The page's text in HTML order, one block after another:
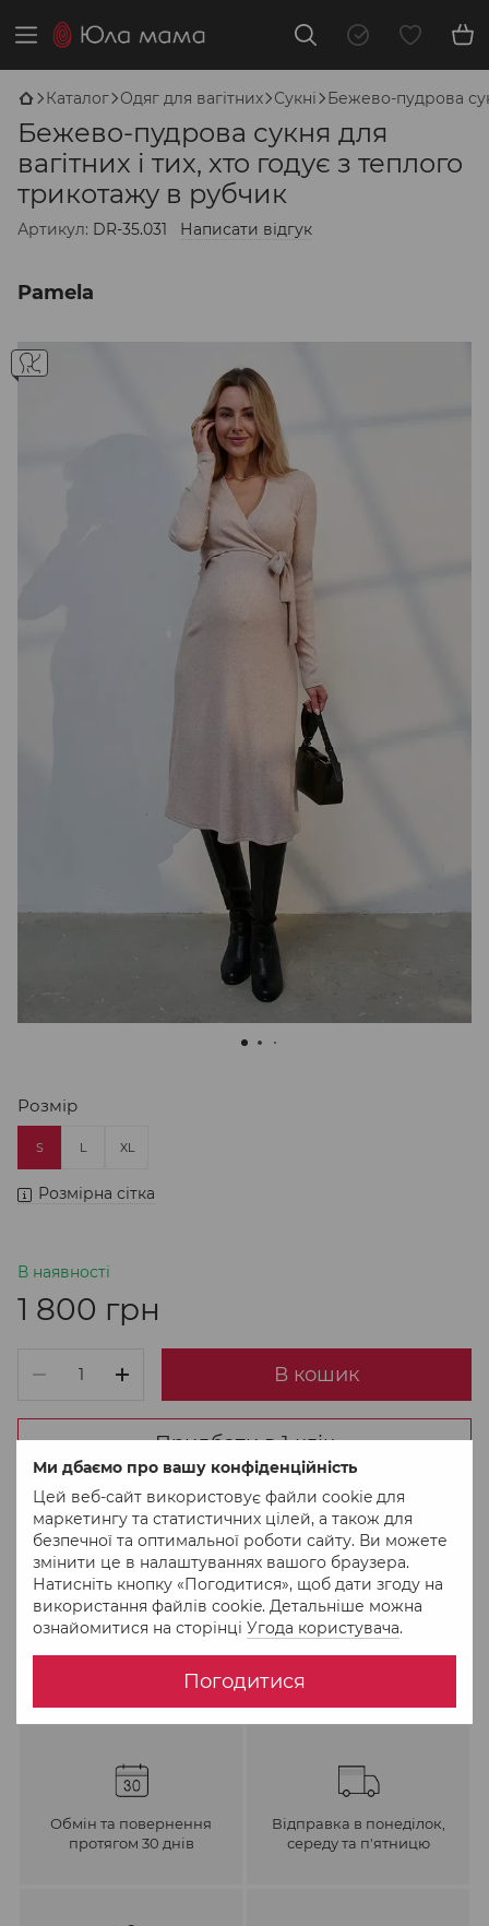
Ми дбаємо про вашу конфіденційність
Цей веб-сайт використовує файли cookie для
маркетингу та статистичних цілей, а також для
безпечної та оптимальної роботи сайту. Ви можете
змінити це в налаштуваннях вашого браузера.
Натисніть кнопку «Погодитися», щоб дати згоду на
використання файлів cookie. Детальніше можна
ознайомитися на сторінці Угода користувача.
Погодитися
Каталог Одяг для вагітних Сукні Бежево-пудрова
Бежево-пудрова сукня для
вагітних і тих, хто годує з теплого
трикотажу в рубчик
Артикул: DR-35.031 Написати відгук
Pamela
Розмір
S L XL
Розмірна сітка
В наявності
1 800 грн
В кошик
Придбати в 1 клік
До обраного Порівняти
Обмін та повернення
протягом 30 днів
Відправка в понеділок,
середу та п'ятницю